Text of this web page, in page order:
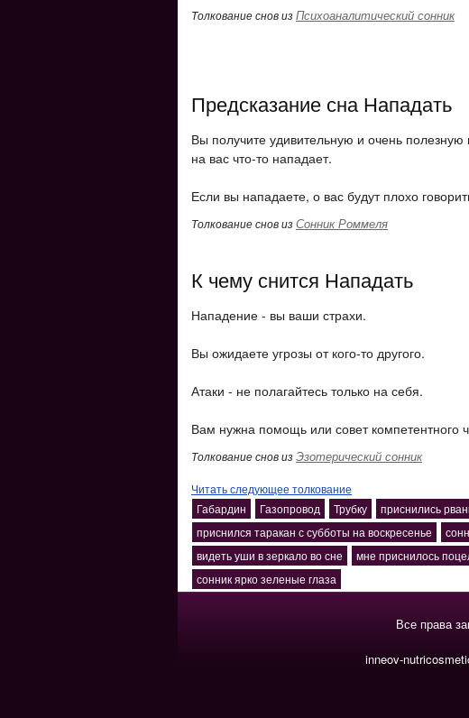
Толкование снов изПсихоаналитический сонник
Предсказание сна Нападать
Вы получите удивительную и очень
на вас что-то нападает.
Если вы нападаете, о вас будут плохо
Толкование снов изСонник Роммеля
К чему снится Нападать
Нападение - вы ваши страхи.
Вы ожидаете угрозы от кого-то другого.
Атаки - не полагайтесь только на себя.
Вам нужна помощь или совет компетентного
Толкование снов изЭзотерический сонник
Читать следующее толкование
Габардин
Газопровод Трубку приснились
приснился таракан с субботы на воскресенье
видеть уши в зеркало во сне
мне приснилось
сонник ярко зеленые глаза
Все права
inneov-